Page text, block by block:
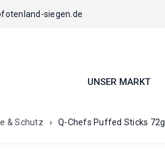
siegen.de
UNSER MARKT
& Schutz › Q-Chefs Puffed Sticks 72g